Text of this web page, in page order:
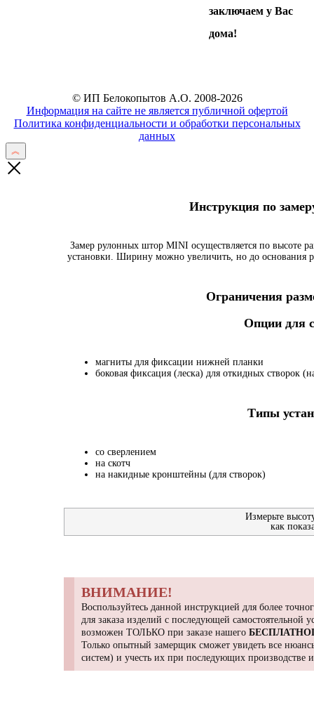
заключаем у Вас
дома!
© ИП Белокопытов А.О. 2008-2026
Информация на сайте не является публичной офертой
Политика конфиденциальности и обработки персональных
данных
Инструкция по
Замер рулонных штор MINI осуществляется по высоте
установки. Ширину можно увеличить, но до основания
Ограничения
Опции для
магниты для фиксации нижней планки
боковая фиксация (леска) для откидных створок
Типы
со сверлением
на скотч
на накидные кронштейны (для створок)
Измерьте
как
ВНИМАНИЕ!
Воспользуйтесь данной инструкцией для более
для заказа изделий с последующей
возможен ТОЛЬКО при заказе нашего
Только опытный замерщик сможет увидеть все
систем) и учесть их при последующих производстве